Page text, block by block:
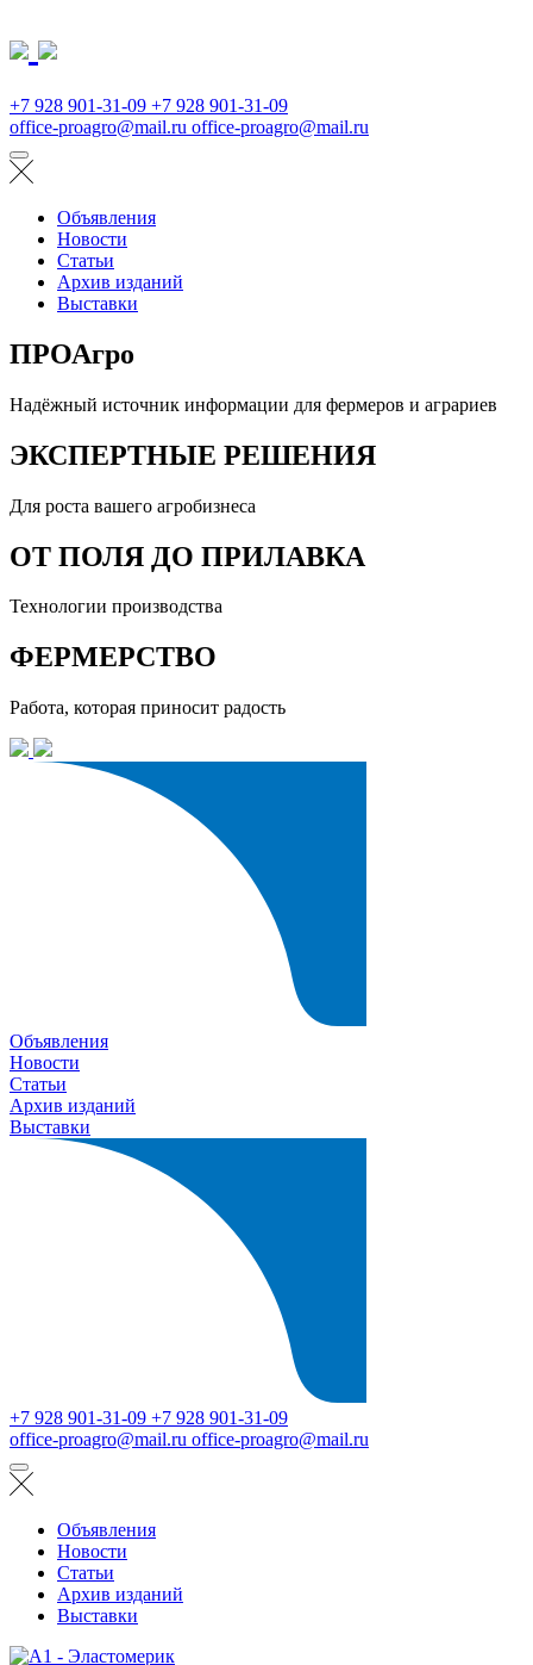
+7 928 901-31-09 +7 928 901-31-09
office-proagro@mail.ru office-proagro@mail.ru
Объявления
Новости
Статьи
Архив изданий
Выставки
ПРОАгро
Надёжный источник информации для фермеров и аграриев
ЭКСПЕРТНЫЕ РЕШЕНИЯ
Для роста вашего агробизнеса
ОТ ПОЛЯ ДО ПРИЛАВКА
Технологии производства
ФЕРМЕРСТВО
Работа, которая приносит радость
Объявления
Новости
Статьи
Архив изданий
Выставки
+7 928 901-31-09 +7 928 901-31-09
office-proagro@mail.ru office-proagro@mail.ru
Объявления
Новости
Статьи
Архив изданий
Выставки